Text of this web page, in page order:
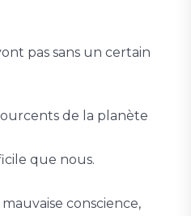
pas sans un certain
de la planète
que nous.
conscience,